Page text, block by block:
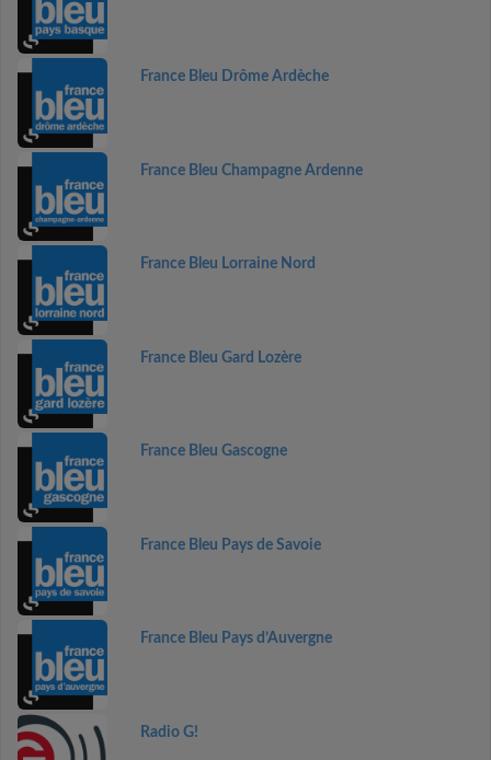
France Bleu Drôme Ardèche
France Bleu Champagne Ardenne
France Bleu Lorraine Nord
France Bleu Gard Lozère
France Bleu Gascogne
France Bleu Pays de Savoie
France Bleu Pays d’Auvergne
Radio G!